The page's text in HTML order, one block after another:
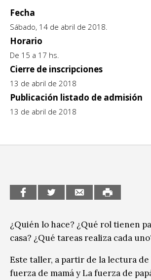
CCE en el interior/libros
Espacio itinerante de lectura
Exposiciones
Formación
Género y Diversidad
Infantil y Juvenil
Letras
Fecha
Sábado, 14 de abril de 2018.
Horario
De 15 a 17 hs.
Cierre de inscripciones
13 de abril de 2018
Publicación listado de admisión
13 de abril de 2018
¿Quién lo hace? ¿Qué rol tienen
casa? ¿Qué tareas realiza cada
Este taller, a partir de la lectura
fuerza de mamá y La fuerza de